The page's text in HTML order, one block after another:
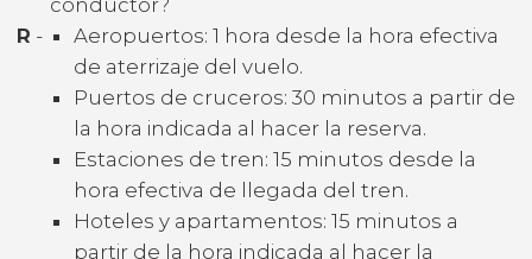
conductor?
R -
Aeropuertos: 1 hora desde la hora efectiva
de aterrizaje del vuelo.
Puertos de cruceros: 30 minutos a partir de
la hora indicada al hacer la reserva.
Estaciones de tren: 15 minutos desde la
hora efectiva de llegada del tren.
Hoteles y apartamentos: 15 minutos a
partir de la hora indicada al hacer la